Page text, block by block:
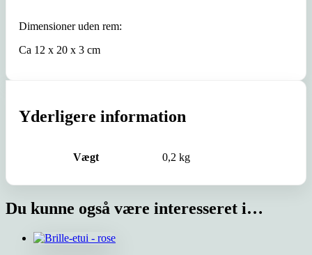
Dimensioner uden rem:
Ca 12 x 20 x 3 cm
Yderligere information
Vægt 0,2 kg
Du kunne også være interesseret i…